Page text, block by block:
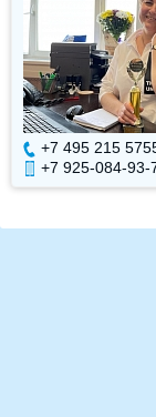
+7 495 215
+7 925-084-93-